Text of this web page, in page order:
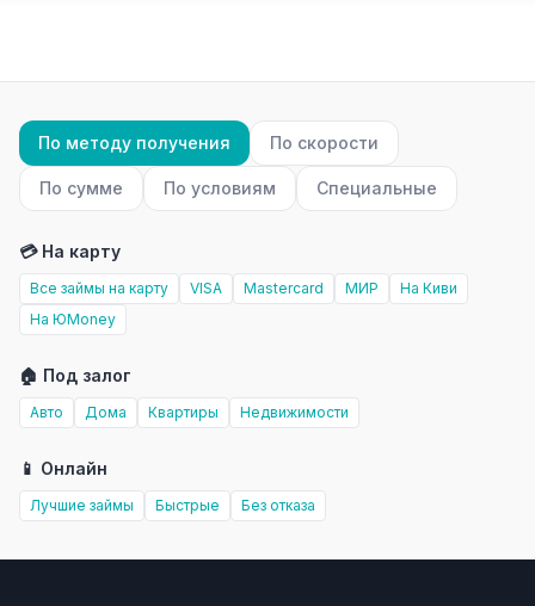
По методу получения По скорости
По сумме По условиям Специальные
💳 На карту
Все займы на карту VISA Mastercard МИР
На Киви
На ЮMoney
🏠 Под залог
Авто Дома Квартиры Недвижимости
📱 Онлайн
Лучшие займы Быстрые Без отказа